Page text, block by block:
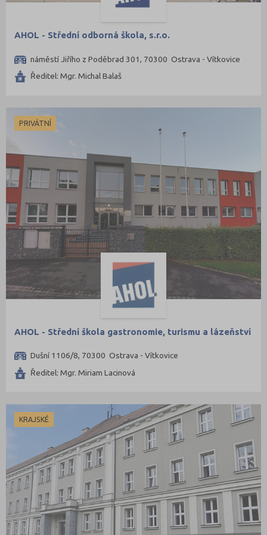
Mladá Boleslav (10)
Most (8)
Náchod (8)
Olomouc (18)
Ostrava-město (14)
Pardubice (14)
Pelhřimov (7)
Písek (4)
Plzeň-jih (2)
Plzeň-město (11)
Plzeň-sever (1)
Praha hlavní město (66)
Praha-západ (2)
Prachatice (1)
Prostějov (7)
Rakovník (5)
Rokycany (2)
Rychnov nad Kněžnou (4)
Semily (5)
Sokolov (4)
Strakonice (5)
AHOL - Střední odborná škola, s.r.o.
náměstí Jiřího z Poděbrad 301, 70300 Ostrava - Vítkovice
Ředitel: Mgr. Michal Balaš
PRIVÁTNÍ
AHOL - Střední škola gastronomie, turismu a lázeňství
Dušní 1106/8, 70300 Ostrava - Vítkovice
Ředitel: Mgr. Miriam Lacinová
KRAJSKÉ